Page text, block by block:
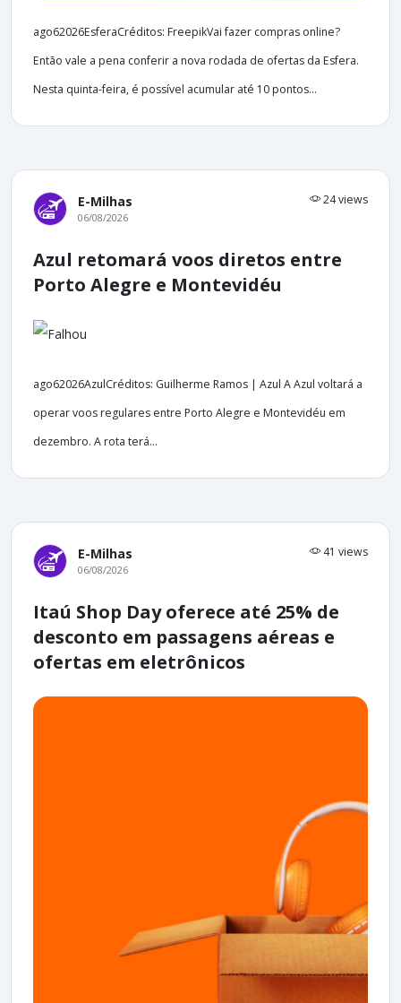
ago62026EsferaCréditos: FreepikVai fazer compras online?
Então vale a pena conferir a nova rodada de ofertas da Esfera.
Nesta quinta-feira, é possível acumular até 10 pontos...
E-Milhas 24 views
06/08/2026
Azul retomará voos diretos entre
Porto Alegre e Montevidéu
ago62026AzulCréditos: Guilherme Ramos | Azul A Azul voltará a
operar voos regulares entre Porto Alegre e Montevidéu em
dezembro. A rota terá...
E-Milhas 41 views
06/08/2026
Itaú Shop Day oferece até 25% de
desconto em passagens aéreas e
ofertas em eletrônicos